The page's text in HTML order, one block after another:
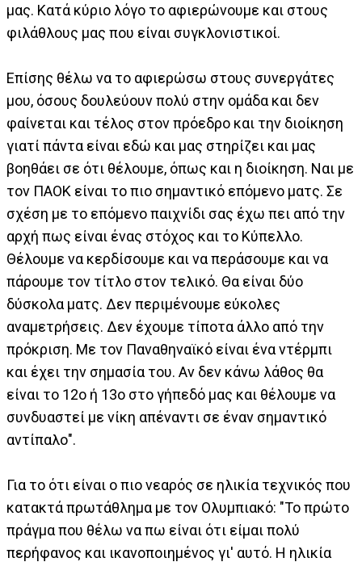
μας. Κατά κύριο λόγο το αφιερώνουμε και στους
φιλάθλους μας που είναι συγκλονιστικοί.
Επίσης θέλω να το αφιερώσω στους συνεργάτες
μου, όσους δουλεύουν πολύ στην ομάδα και δεν
φαίνεται και τέλος στον πρόεδρο και την διοίκηση
γιατί πάντα είναι εδώ και μας στηρίζει και μας
βοηθάει σε ότι θέλουμε, όπως και η διοίκηση. Ναι με
τον ΠΑΟΚ είναι το πιο σημαντικό επόμενο ματς. Σε
σχέση με το επόμενο παιχνίδι σας έχω πει από την
αρχή πως είναι ένας στόχος και το Κύπελλο.
Θέλουμε να κερδίσουμε και να περάσουμε και να
πάρουμε τον τίτλο στον τελικό. Θα είναι δύο
δύσκολα ματς. Δεν περιμένουμε εύκολες
αναμετρήσεις. Δεν έχουμε τίποτα άλλο από την
πρόκριση. Με τον Παναθηναϊκό είναι ένα ντέρμπι
και έχει την σημασία του. Αν δεν κάνω λάθος θα
είναι το 12ο ή 13ο στο γήπεδό μας και θέλουμε να
συνδυαστεί με νίκη απέναντι σε έναν σημαντικό
αντίπαλο".
Για το ότι είναι ο πιο νεαρός σε ηλικία τεχνικός που
κατακτά πρωτάθλημα με τον Ολυμπιακό: "Το πρώτο
πράγμα που θέλω να πω είναι ότι είμαι πολύ
περήφανος και ικανοποιημένος γι' αυτό. Η ηλικία